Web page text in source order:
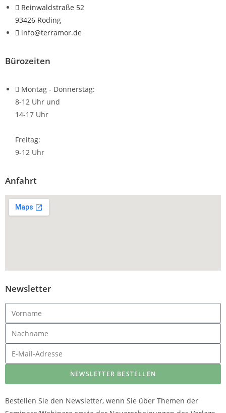
Reinwaldstraße 52
93426 Roding
info@terramor.de
Bürozeiten
Montag - Donnerstag:
8-12 Uhr und
14-17 Uhr
Freitag:
9-12 Uhr
Anfahrt
Newsletter
NEWSLETTER BESTELLEN
Bestellen Sie den Newsletter, wenn Sie über Themen der